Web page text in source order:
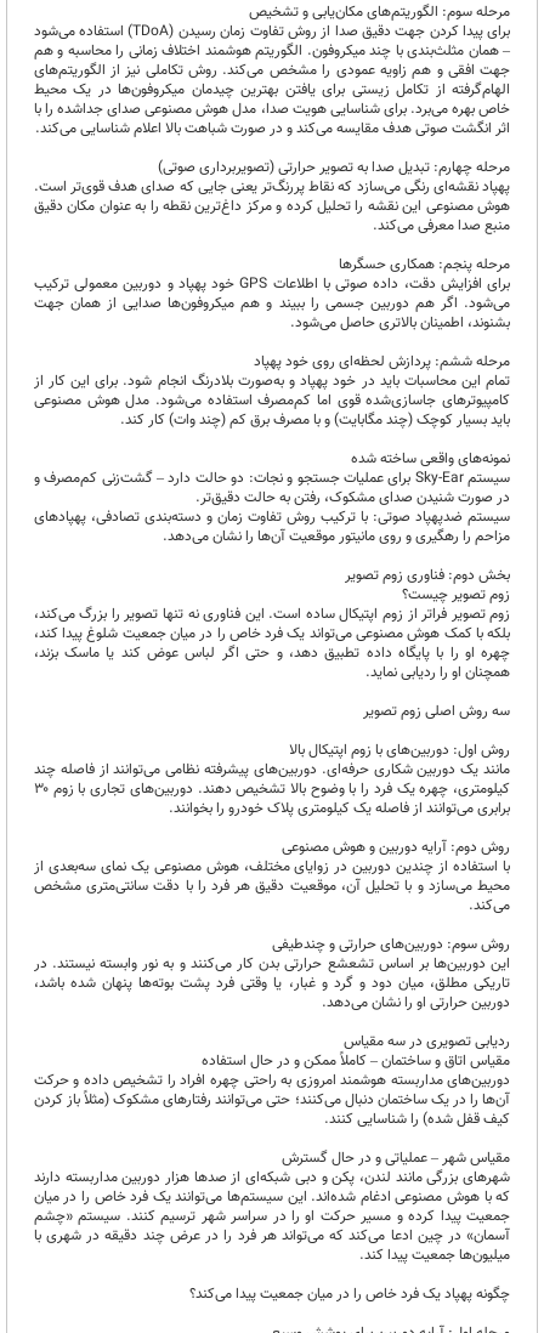
مرحله سوم: الگوریتم‌های مکان‌یابی و تشخیص
برای پیدا کردن جهت دقیق صدا از روش تفاوت زمان رسیدن (TDoA) استفاده می‌شود
– همان مثلث‌بندی با چند میکروفون. الگوریتم هوشمند اختلاف زمانی را محاسبه و هم
جهت افقی و هم زاویه عمودی را مشخص می‌کند. روش تکاملی نیز از الگوریتم‌های
الهام‌گرفته از تکامل زیستی برای یافتن بهترین چیدمان میکروفون‌ها در یک محیط
خاص بهره می‌برد. برای شناسایی هویت صدا، مدل هوش مصنوعی صدای جداشده را با
اثر انگشت صوتی هدف مقایسه می‌کند و در صورت شباهت بالا اعلام شناسایی می‌کند.
مرحله چهارم: تبدیل صدا به تصویر حرارتی (تصویربرداری صوتی)
پهپاد نقشه‌ای رنگی می‌سازد که نقاط پررنگ‌تر یعنی جایی که صدای هدف قوی‌تر است.
هوش مصنوعی این نقشه را تحلیل کرده و مرکز داغ‌ترین نقطه را به عنوان مکان دقیق
منبع صدا معرفی می‌کند.
مرحله پنجم: همکاری حسگرها
برای افزایش دقت، داده صوتی با اطلاعات GPS خود پهپاد و دوربین معمولی ترکیب
می‌شود. اگر هم دوربین جسمی را ببیند و هم میکروفون‌ها صدایی از همان جهت
بشنوند، اطمینان بالاتری حاصل می‌شود.
مرحله ششم: پردازش لحظه‌ای روی خود پهپاد
تمام این محاسبات باید در خود پهپاد و به‌صورت بلادرنگ انجام شود. برای این کار از
کامپیوترهای جاسازی‌شده قوی اما کم‌مصرف استفاده می‌شود. مدل هوش مصنوعی
باید بسیار کوچک (چند مگابایت) و با مصرف برق کم (چند وات) کار کند.
نمونه‌های واقعی ساخته شده
سیستم Sky-Ear برای عملیات جستجو و نجات: دو حالت دارد – گشت‌زنی کم‌مصرف و
در صورت شنیدن صدای مشکوک، رفتن به حالت دقیق‌تر.
سیستم ضدپهپاد صوتی: با ترکیب روش تفاوت زمان و دسته‌بندی تصادفی، پهپادهای
مزاحم را رهگیری و روی مانیتور موقعیت آن‌ها را نشان می‌دهد.
بخش دوم: فناوری زوم تصویر
زوم تصویر چیست؟
زوم تصویر فراتر از زوم اپتیکال ساده است. این فناوری نه تنها تصویر را بزرگ می‌کند،
بلکه با کمک هوش مصنوعی می‌تواند یک فرد خاص را در میان جمعیت شلوغ پیدا کند،
چهره او را با پایگاه داده تطبیق دهد، و حتی اگر لباس عوض کند یا ماسک بزند،
همچنان او را ردیابی نماید.
سه روش اصلی زوم تصویر
روش اول: دوربین‌های با زوم اپتیکال بالا
مانند یک دوربین شکاری حرفه‌ای. دوربین‌های پیشرفته نظامی می‌توانند از فاصله چند
کیلومتری، چهره یک فرد را با وضوح بالا تشخیص دهند. دوربین‌های تجاری با زوم ۳۰
برابری می‌توانند از فاصله یک کیلومتری پلاک خودرو را بخوانند.
روش دوم: آرایه دوربین و هوش مصنوعی
با استفاده از چندین دوربین در زوایای مختلف، هوش مصنوعی یک نمای سه‌بعدی از
محیط می‌سازد و با تحلیل آن، موقعیت دقیق هر فرد را با دقت سانتی‌متری مشخص
می‌کند.
روش سوم: دوربین‌های حرارتی و چندطیفی
این دوربین‌ها بر اساس تشعشع حرارتی بدن کار می‌کنند و به نور وابسته نیستند. در
تاریکی مطلق، میان دود و گرد و غبار، یا وقتی فرد پشت بوته‌ها پنهان شده باشد،
دوربین حرارتی او را نشان می‌دهد.
ردیابی تصویری در سه مقیاس
مقیاس اتاق و ساختمان – کاملاً ممکن و در حال استفاده
دوربین‌های مداربسته هوشمند امروزی به راحتی چهره افراد را تشخیص داده و حرکت
آن‌ها را در یک ساختمان دنبال می‌کنند؛ حتی می‌توانند رفتارهای مشکوک (مثلاً باز کردن
کیف قفل شده) را شناسایی کنند.
مقیاس شهر – عملیاتی و در حال گسترش
شهرهای بزرگی مانند لندن، پکن و دبی شبکه‌ای از صدها هزار دوربین مداربسته دارند
که با هوش مصنوعی ادغام شده‌اند. این سیستم‌ها می‌توانند یک فرد خاص را در میان
جمعیت پیدا کرده و مسیر حرکت او را در سراسر شهر ترسیم کنند. سیستم «چشم
آسمان» در چین ادعا می‌کند که می‌تواند هر فرد را در عرض چند دقیقه در شهری با
میلیون‌ها جمعیت پیدا کند.
چگونه پهپاد یک فرد خاص را در میان جمعیت پیدا می‌کند؟